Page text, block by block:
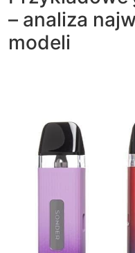
– analiza
modeli